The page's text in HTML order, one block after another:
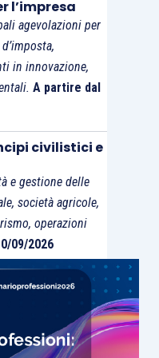
donazioni e dalle
anche un’
raccolta di queste
unicamente il
tale attività non
assolta a monte
investimento
giustificata
del “nesso diretto
costi di gestione del
incorporatinel
attive effettuate
essere nemmeno
l’impresa
agevolazioni per
in innovazione,
A partire dal
civilistici e
e gestione delle
società agricole,
operazioni
09/2026